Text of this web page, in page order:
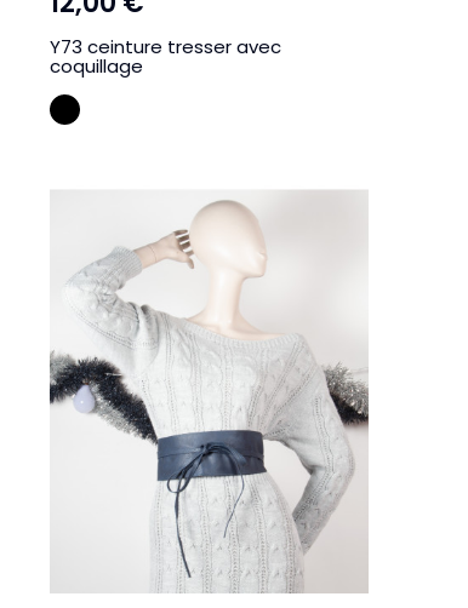
Y73 ceinture tresser avec
coquillage
NOIR